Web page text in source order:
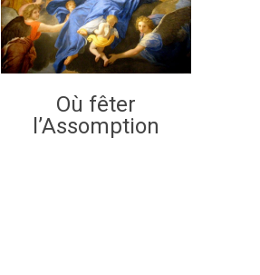
Où fêter
l’Assomption